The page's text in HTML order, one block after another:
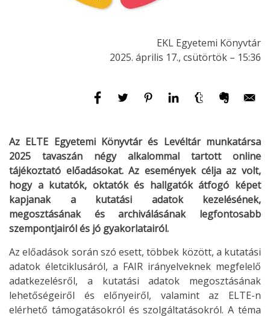
EKL Egyetemi Könyvtár
2025. április 17., csütörtök – 15:36
Az ELTE Egyetemi Könyvtár és Levéltár munkatársa
2025 tavaszán négy alkalommal tartott online
tájékoztató előadásokat. Az események célja az volt,
hogy a kutatók, oktatók és hallgatók átfogó képet
kapjanak a kutatási adatok kezelésének,
megosztásának és archiválásának legfontosabb
szempontjairól és jó gyakorlatairól.
Az előadások során szó esett, többek között, a kutatási
adatok életciklusáról, a FAIR irányelveknek megfelelő
adatkezelésről, a kutatási adatok megosztásának
lehetőségeiről és előnyeiről, valamint az ELTE-n
elérhető támogatásokról és szolgáltatásokról. A téma